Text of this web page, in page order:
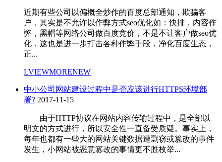
近期有些公司以偏概全炒作的百度总部通知，欺骗客
户，其实是不允许以作弊方式seo优化如：快排，内容作
弊，黑帽等网络公司做百度竞价，不是不让客户做seo优
化，这也是进一步打击各种作弊手段，净化百度生态，
正...
LVIEWMORENEW
中小公司网站建设过程中是否应该进行HTTPS环境部
署? 2017-11-15
由于HTTP协议在网站内容传输过程中，是全部以
明文的方式进行，所以安全性一直备受质疑。事实上，
每年也都有一些大的网站关键数据遭剽窃或篡改的事件
发生，小网站被恶意篡改的事情更不胜枚举...